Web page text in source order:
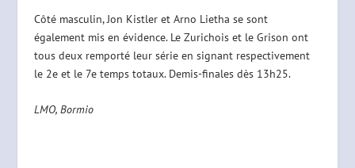
Côté masculin, Jon Kistler et Arno Lietha se sont
également mis en évidence. Le Zurichois et le Grison ont
tous deux remporté leur série en signant respectivement
le 2e et le 7e temps totaux. Demis-finales dès 13h25.
LMO, Bormio